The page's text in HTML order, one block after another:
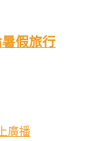
假旅行
廣播